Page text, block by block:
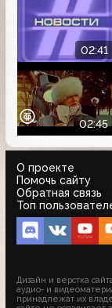
02:41
02:45
О проекте
Помочь сайту
Обратная связь
Топ
Дизайн и верстка
аудио- и
принадлежат их